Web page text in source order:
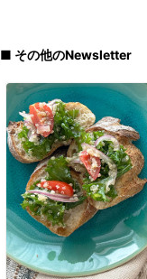
■ その他のNewsletter